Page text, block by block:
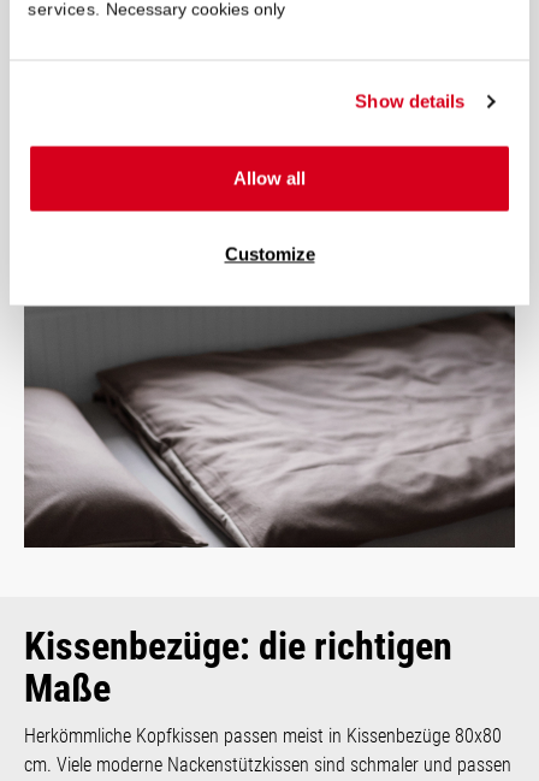
services. Necessary cookies only
Show details
Allow all
Customize
Es gibt viele verschiedene Bettwäsche-Größen. Der
zu große Bettwäsche mag dein Bettzeug hineinpassen, aber
Bettdecke schlägt in der Bettwäsche Falten, liegt teilweise
Kissenbezüge: die richtigen
Maße
Herkömmliche Kopfkissen passen meist in Kissenbezüge 80x80
cm. Viele moderne Nackenstützkissen sind schmaler und passen